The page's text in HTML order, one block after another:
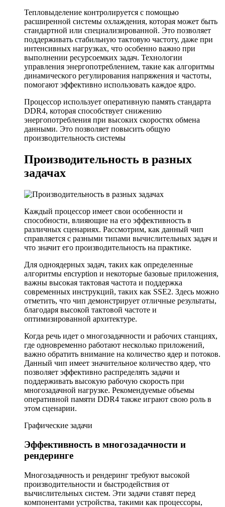
Тепловыделение контролируется с помощью
расширенной системы охлаждения, которая может быть
стандартной или специализированной. Это позволяет
поддерживать стабильную тактовую частоту, даже при
интенсивных нагрузках, что особенно важно при
выполнении ресурсоемких задач. Технологии
управления энергопотреблением, такие как алгоритмы
динамического регулирования напряжения и частоты,
помогают эффективно использовать каждое ядро.
Процессор использует оперативную память стандарта
DDR4, которая способствует снижению
энергопотребления при высоких скоростях обмена
данными. Это позволяет повысить общую
производительность системы
Производительность в разных
задачах
Каждый процессор имеет свои особенности и
способности, влияющие на его эффективность в
различных сценариях. Рассмотрим, как данный чип
справляется с разными типами вычислительных задач и
что значит его производительность на практике.
Для одноядерных задач, таких как определенные
алгоритмы encryption и некоторые базовые приложения,
важны высокая тактовая частота и поддержка
современных инструкций, таких как SSE2. Здесь можно
отметить, что чип демонстрирует отличные результаты,
благодаря высокой тактовой частоте и
оптимизированной архитектуре.
Когда речь идет о многозадачности и рабочих станциях,
где одновременно работают несколько приложений,
важно обратить внимание на количество ядер и потоков.
Данный чип имеет значительное количество ядер, что
позволяет эффективно распределять задачи и
поддерживать высокую рабочую скорость при
многозадачной нагрузке. Рекомендуемые объемы
оперативной памяти DDR4 также играют свою роль в
этом сценарии.
Графические задачи
Эффективность в многозадачности и
рендеринге
Многозадачность и рендеринг требуют высокой
производительности и быстродействия от
вычислительных систем. Эти задачи ставят перед
компонентами устройства, такими как процессоры,